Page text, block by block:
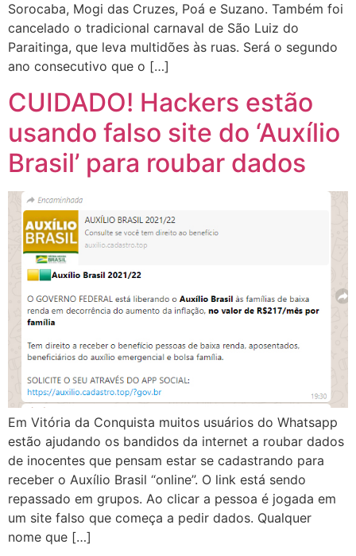
Sorocaba, Mogi das Cruzes, Poá e Suzano. Também foi
cancelado o tradicional carnaval de São Luiz do
Paraitinga, que leva multidões às ruas. Será o segundo
ano consecutivo que o […]
CUIDADO! Hackers estão
usando falso site do ‘Auxílio
Brasil’ para roubar dados
Em Vitória da Conquista muitos usuários do Whatsapp
estão ajudando os bandidos da internet a roubar dados
de inocentes que pensam estar se cadastrando para
receber o Auxílio Brasil “online”. O link está sendo
repassado em grupos. Ao clicar a pessoa é jogada em
um site falso que começa a pedir dados. Qualquer
nome que […]